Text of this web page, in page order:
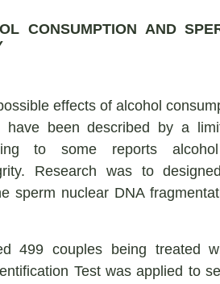
CONSUMPTION AND
effects of alcohol
have been described by a
to some reports alcohol
Research was to
sperm nuclear DNA
499 couples being treated
Test was applied to